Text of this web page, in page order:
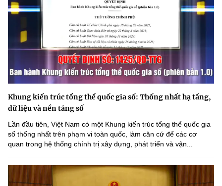
Khung kiến trúc tổng thể quốc gia số: Thống nhất hạ tầng,
dữ liệu và nền tảng số
Lần đầu tiên, Việt Nam có một Khung kiến trúc tổng thể quốc gia
số thống nhất trên phạm vi toàn quốc, làm căn cứ để các cơ
quan trong hệ thống chính trị xây dựng, phát triển và vận...